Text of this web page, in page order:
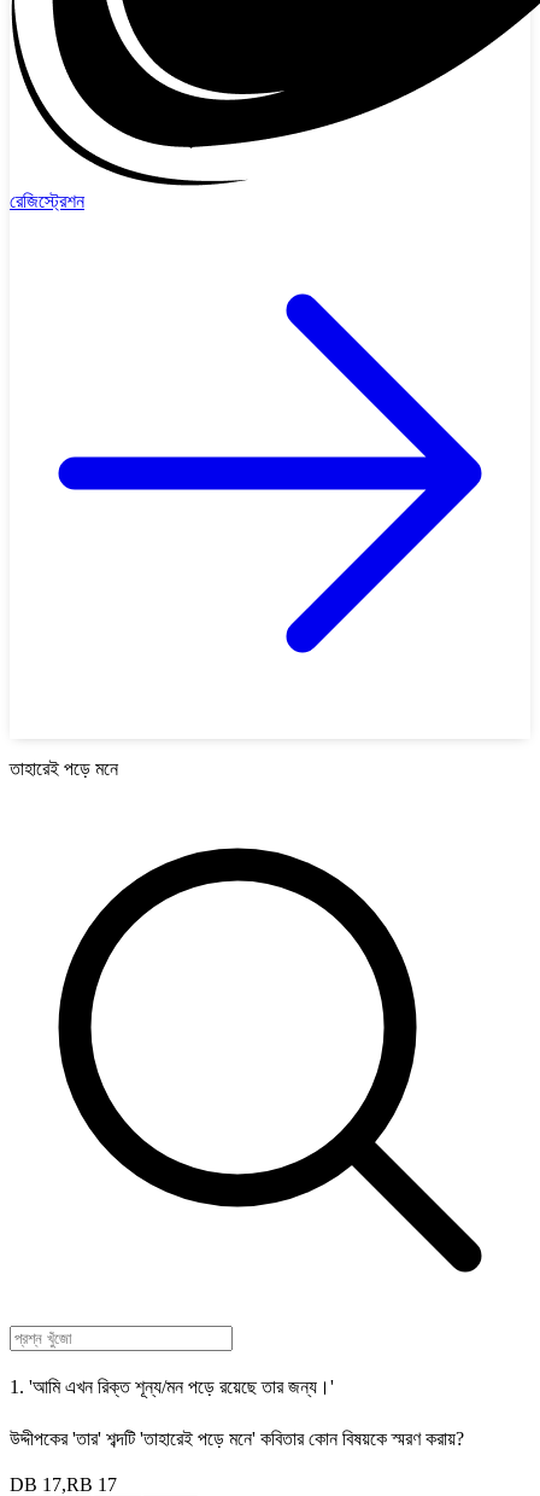
রেজিস্ট্রেশন
তাহারেই পড়ে মনে
1. 'আমি এখন রিক্ত শূন্য/মন পড়ে রয়েছে তার জন্য।'
উদ্দীপকের 'তার' শব্দটি 'তাহারেই পড়ে মনে' কবিতার কোন বিষয়কে স্মরণ করায়?
DB 17,RB 17